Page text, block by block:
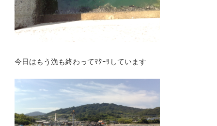
今日はもう漁も終わってﾏﾀｰﾘしています